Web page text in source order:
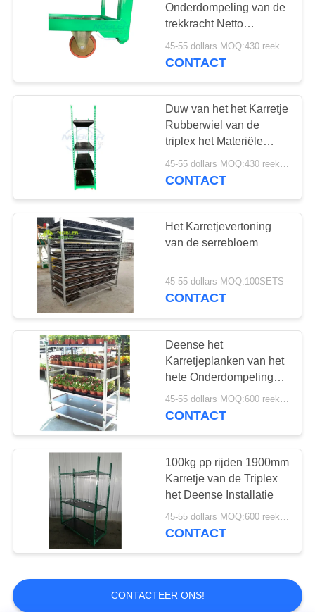
Onderdompeling van de
trekkracht Netto
Nederlandse Bloem
Gegalvaniseerde
CONTACT
Duw van het het Karretje
Rubberwiel van de
triplex het Materiële
Nederlandse Bloem en
Trekkrachttype Vouwen
CONTACT
Het Karretjevertoning
van de serrebloem
45-55 dollars MOQ:100SETS
CONTACT
Deense het
Karretjeplanken van het
hete Onderdompelings
Gegalvaniseerde pp
Wiel Q235
45-55 dollars MOQ:600 reeksen
CONTACT
100kg pp rijden 1900mm
Karretje van de Triplex
het Deense Installatie
45-55 dollars MOQ:600 reeksen
CONTACT
CONTACTEER ONS!